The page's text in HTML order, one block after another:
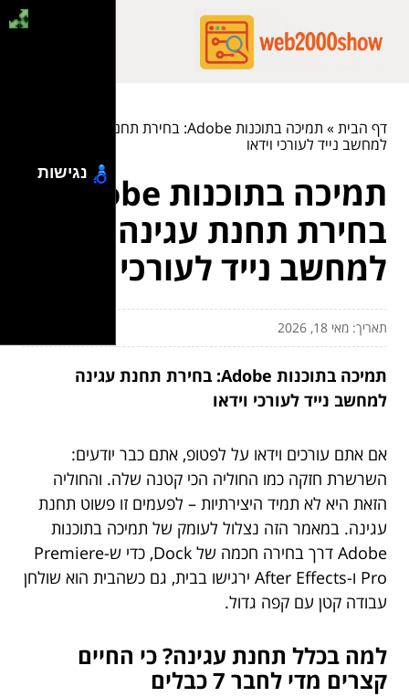
דף הבית»
תמיכה בתוכנות Adobe: בחירת תחנת עגינה
למחשב נייד לעורכי וידאו
תמיכה בתוכנות Adobe:
בחירת תחנת עגינה
למחשב נייד לעורכי וידאו
תאריך: מאי 18, 2026
תמיכה בתוכנות Adobe: בחירת תחנת עגינה
למחשב נייד לעורכי וידאו
אם אתם עורכים וידאו על לפטופ, אתם כבר יודעים:
השרשרת חזקה כמו החוליה הכי קטנה שלה. והחוליה
הזאת היא לא תמיד היצירתיות – לפעמים זו פשוט תחנת
עגינה. במאמר הזה נצלול לעומק של תמיכה בתוכנות
Adobe דרך בחירה חכמה של Dock, כדי ש-Premiere
Pro ו-After Effects ירגישו בבית, גם כשהבית הוא שולחן
עבודה קטן עם קפה גדול.
למה בכלל תחנת עגינה? כי החיים
קצרים מדי לחבר 7 כבלים
נגישות